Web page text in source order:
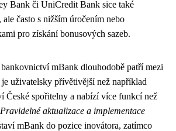
Bank či UniCredit Bank sice také
často s nižším úročením nebo
pro získání bonusových sazeb.
mBank dlouhodobě patří mezi
uživatelsky přívětivější než například
České spořitelny a nabízí více funkcí než
Pravidelné aktualizace a implementace
mBank do pozice inovátora, zatímco